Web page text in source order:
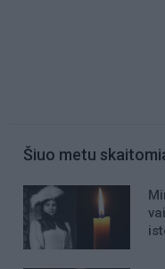
Šiuo metu